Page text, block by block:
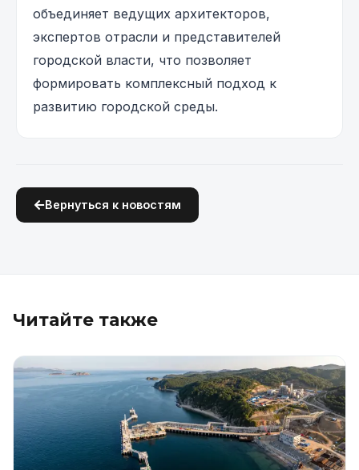
объединяет ведущих архитекторов,
экспертов отрасли и представителей
городской власти, что позволяет
формировать комплексный подход к
развитию городской среды.
Вернуться к новостям
Читайте также